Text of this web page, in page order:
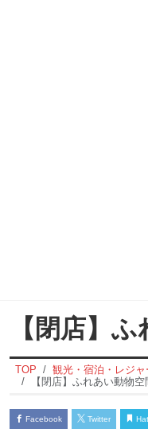
【閉店】
TOP 観光・宿泊・レジャ
【閉店】ふれあい動物空
Facebook Twitter